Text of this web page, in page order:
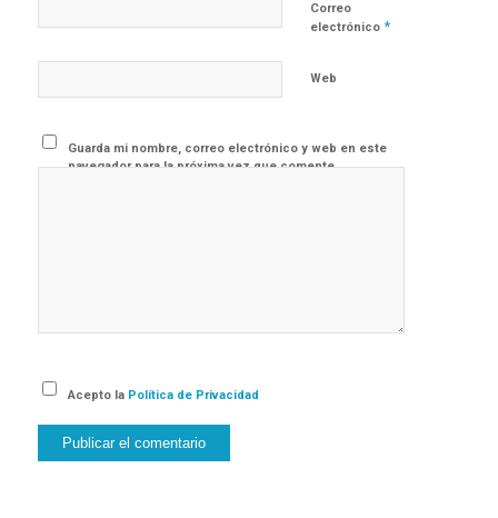
Correo
electrónico *
Web
Guarda mi nombre, correo electrónico y web en este
navegador para la próxima vez que comente.
Acepto la Política de Privacidad